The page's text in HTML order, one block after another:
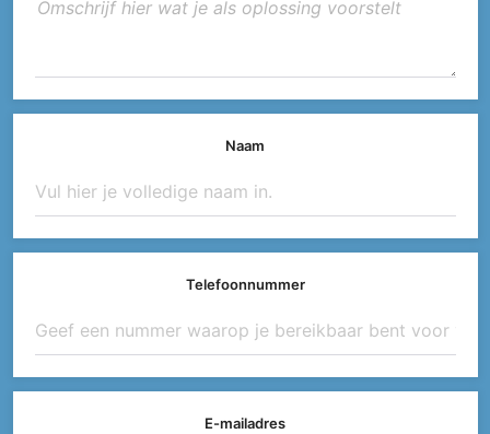
Naam
Telefoonnummer
E-mailadres